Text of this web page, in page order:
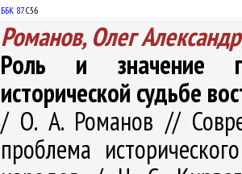
ББК 87.С56
Романов, Олег
Роль и значение
исторической судьбе
/ О. А. Романов //
проблема